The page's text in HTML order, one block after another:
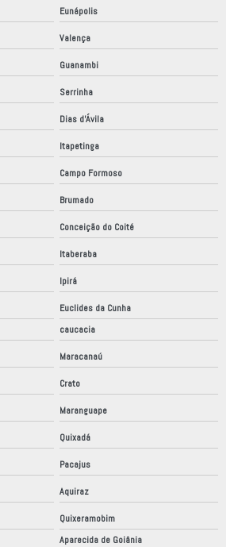
Eunápolis
Valença
Guanambi
Serrinha
Dias d'Ávila
Itapetinga
Campo Formoso
Brumado
Conceição do Coité
Itaberaba
Ipirá
Euclides da Cunha
caucacia
Maracanaú
Crato
Maranguape
Quixadá
Pacajus
Aquiraz
Quixeramobim
Aparecida de Goiânia